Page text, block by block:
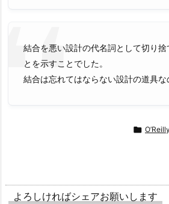
結合を悪い設計の代名詞として切り捨
とを示すことでした。
結合は忘れてはならない設計の道具な
 O’Reilly
よろしければシェアお願いします